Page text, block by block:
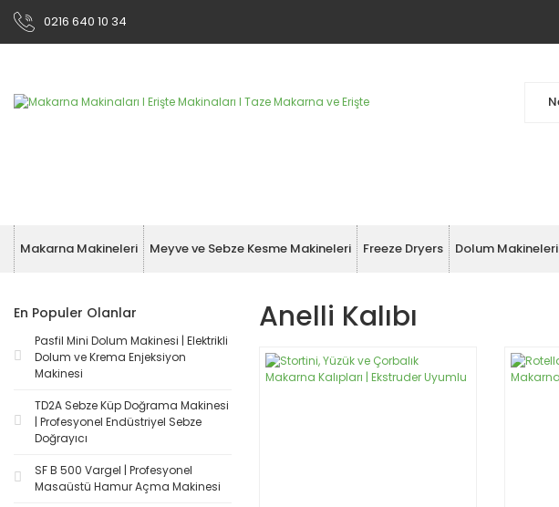
0216 640 10 34
Makarna Makineleri Meyve ve Sebze Kesme Makineleri Freeze Dryers Dolum Makineleri
En Populer Olanlar
Pasfil Mini Dolum Makinesi | Elektrikli
Dolum ve Krema Enjeksiyon
Makinesi
TD2A Sebze Küp Doğrama Makinesi
| Profesyonel Endüstriyel Sebze
Doğrayıcı
SF B 500 Vargel | Profesyonel
Masaüstü Hamur Açma Makinesi
Anelli Kalıbı